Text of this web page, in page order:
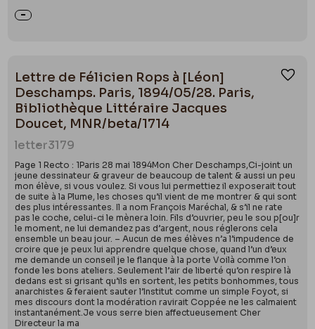
Lettre de Félicien Rops à [Léon]
Deschamps. Paris, 1894/05/28. Paris,
Bibliothèque Littéraire Jacques
Doucet, MNR/beta/1714
letter3179
Page 1 Recto : 1Paris 28 mai 1894Mon Cher Deschamps,Ci-joint un
jeune dessinateur & graveur de beaucoup de talent & aussi un peu
mon élève, si vous voulez. Si vous lui permettiez il exposerait tout
de suite à la Plume, les choses qu’il vient de me montrer & qui sont
des plus intéressantes. Il a nom François Maréchal, & s’il ne rate
pas le coche, celui-ci le mènera loin. Fils d’ouvrier, peu le sou p[ou]r
le moment, ne lui demandez pas d’argent, nous réglerons cela
ensemble un beau jour. – Aucun de mes élèves n’a l’impudence de
croire que je peux lui apprendre quelque chose, quand l’un d’eux
me demande un conseil je le flanque à la porte Voilà comme l’on
fonde les bons ateliers. Seulement l’air de liberté qu’on respire là
dedans est si grisant qu’ils en sortent, les petits bonhommes, tous
anarchistes & feraient sauter l’Institut comme un simple Foyot, si
mes discours dont la modération ravirait Coppée ne les calmaient
instantanément.Je vous serre bien affectueusement Cher
Directeur la ma